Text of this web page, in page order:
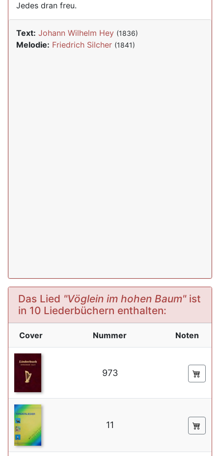
Jedes dran freu.
Text: Johann Wilhelm Hey (1836)
Melodie: Friedrich Silcher (1841)
Das Lied "Vöglein im hohen Baum"ist
in 10 Liederbüchern enthalten:
Cover Nummer Noten
973
11